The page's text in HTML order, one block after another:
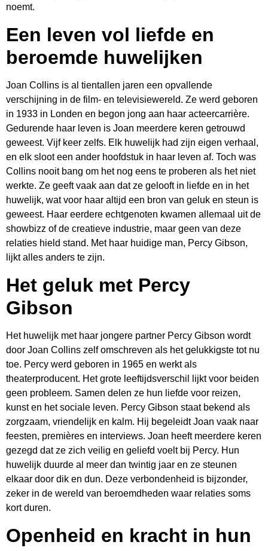
noemt.
Een leven vol liefde en
beroemde huwelijken
Joan Collins is al tientallen jaren een opvallende
verschijning in de film- en televisiewereld. Ze werd geboren
in 1933 in Londen en begon jong aan haar acteercarrière.
Gedurende haar leven is Joan meerdere keren getrouwd
geweest. Vijf keer zelfs. Elk huwelijk had zijn eigen verhaal,
en elk sloot een ander hoofdstuk in haar leven af. Toch was
Collins nooit bang om het nog eens te proberen als het niet
werkte. Ze geeft vaak aan dat ze gelooft in liefde en in het
huwelijk, wat voor haar altijd een bron van geluk en steun is
geweest. Haar eerdere echtgenoten kwamen allemaal uit de
showbizz of de creatieve industrie, maar geen van deze
relaties hield stand. Met haar huidige man, Percy Gibson,
lijkt alles anders te zijn.
Het geluk met Percy
Gibson
Het huwelijk met haar jongere partner Percy Gibson wordt
door Joan Collins zelf omschreven als het gelukkigste tot nu
toe. Percy werd geboren in 1965 en werkt als
theaterproducent. Het grote leeftijdsverschil lijkt voor beiden
geen probleem. Samen delen ze hun liefde voor reizen,
kunst en het sociale leven. Percy Gibson staat bekend als
zorgzaam, vriendelijk en kalm. Hij begeleidt Joan vaak naar
feesten, premières en interviews. Joan heeft meerdere keren
gezegd dat ze zich veilig en geliefd voelt bij Percy. Hun
huwelijk duurde al meer dan twintig jaar en ze steunen
elkaar door dik en dun. Deze verbondenheid is bijzonder,
zeker in de wereld van beroemdheden waar relaties soms
kort duren.
Openheid en kracht in hun